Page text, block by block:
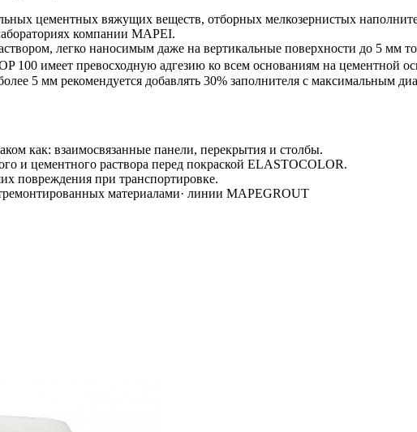
цементных вяжущих веществ, отборных мелкозернистых
компании MAPEI.
легко наносимым даже на вертикальные поверхности до 5 мм
100 имеет превосходную адгезию ко всем основаниям на цементной
5 мм рекомендуется добавлять 30% заполнителя с максимальным
как: взаимосвязанные панели, перекрытия и столбы.
и цементного раствора перед покраской ELASTOCOLOR.
повреждения при транспортировке.
материалами· линии MAPEGROUT